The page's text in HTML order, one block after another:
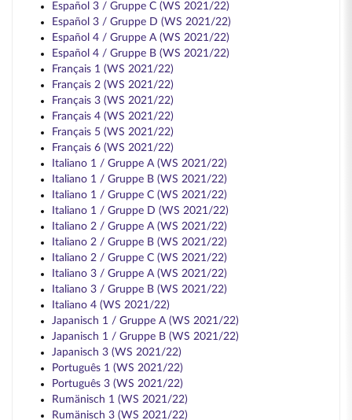
Español 3 / Gruppe C (WS 2021/22)
Español 3 / Gruppe D (WS 2021/22)
Español 4 / Gruppe A (WS 2021/22)
Español 4 / Gruppe B (WS 2021/22)
Français 1 (WS 2021/22)
Français 2 (WS 2021/22)
Français 3 (WS 2021/22)
Français 4 (WS 2021/22)
Français 5 (WS 2021/22)
Français 6 (WS 2021/22)
Italiano 1 / Gruppe A (WS 2021/22)
Italiano 1 / Gruppe B (WS 2021/22)
Italiano 1 / Gruppe C (WS 2021/22)
Italiano 1 / Gruppe D (WS 2021/22)
Italiano 2 / Gruppe A (WS 2021/22)
Italiano 2 / Gruppe B (WS 2021/22)
Italiano 2 / Gruppe C (WS 2021/22)
Italiano 3 / Gruppe A (WS 2021/22)
Italiano 3 / Gruppe B (WS 2021/22)
Italiano 4 (WS 2021/22)
Japanisch 1 / Gruppe A (WS 2021/22)
Japanisch 1 / Gruppe B (WS 2021/22)
Japanisch 3 (WS 2021/22)
Português 1 (WS 2021/22)
Português 3 (WS 2021/22)
Rumänisch 1 (WS 2021/22)
Rumänisch 3 (WS 2021/22)